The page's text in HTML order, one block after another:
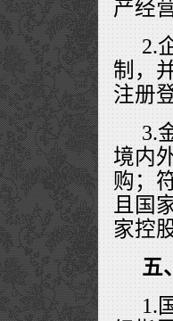
产经
2.
制，
注册
3.
境内
购；
且国
家控
五
1.